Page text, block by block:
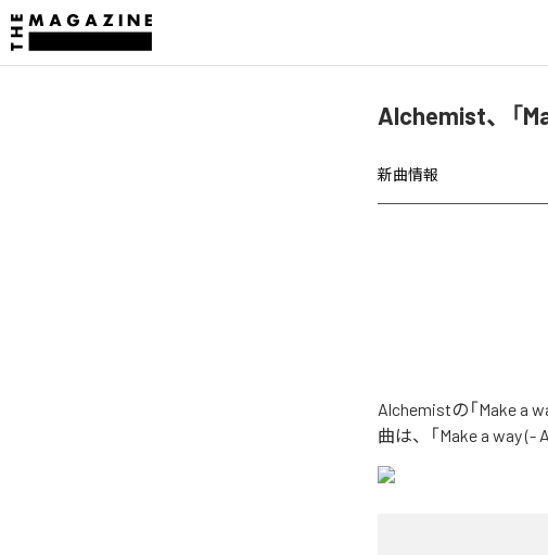
Alchemist、「
新曲情報
Alchemistの「Make a
曲は、「Make a way (-